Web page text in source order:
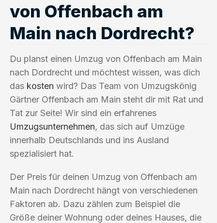
von Offenbach am
Main nach Dordrecht?
Du planst einen Umzug von Offenbach am Main
nach Dordrecht und möchtest wissen, was dich
das kosten wird? Das Team von Umzugskönig
Gärtner Offenbach am Main steht dir mit Rat und
Tat zur Seite! Wir sind ein erfahrenes
Umzugsunternehmen, das sich auf Umzüge
innerhalb Deutschlands und ins Ausland
spezialisiert hat.
Der Preis für deinen Umzug von Offenbach am
Main nach Dordrecht hängt von verschiedenen
Faktoren ab. Dazu zählen zum Beispiel die
Größe deiner Wohnung oder deines Hauses, die